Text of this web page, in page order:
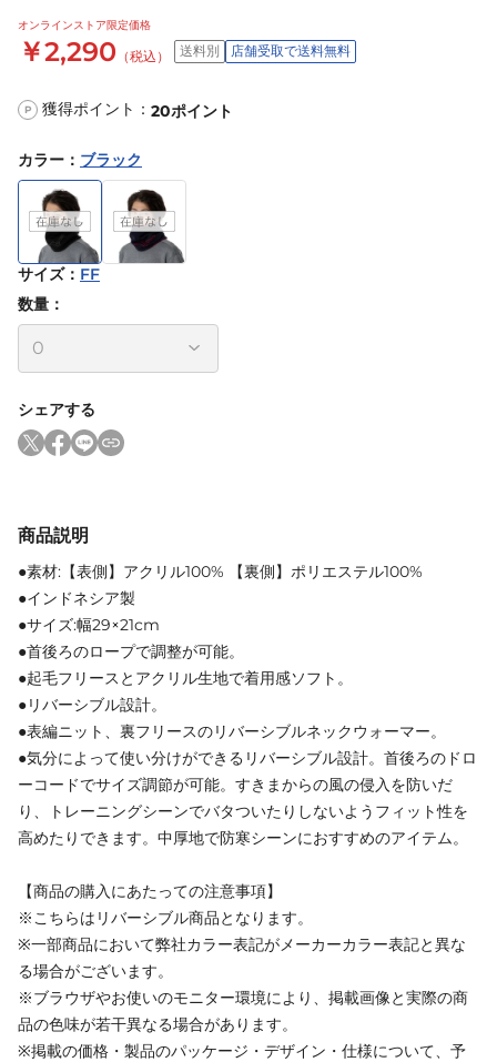
オンラインストア限定価格
￥2,290 （税込） 送料別 店舗受取で送料無料
P 獲得ポイント： 20ポイント
カラー ： ブラック
サイズ： FF
数量：
シェアする
商品説明
●素材:【表側】アクリル100% 【裏側】ポリエステル100%
●インドネシア製
●サイズ:幅29×21cm
●首後ろのロープで調整が可能。
●起毛フリースとアクリル生地で着用感ソフト。
●リバーシブル設計。
●表編ニット、裏フリースのリバーシブルネックウォーマー。
●気分によって使い分けができるリバーシブル設計。首後ろのドロ
ーコードでサイズ調節が可能。すきまからの風の侵入を防いだ
り、トレーニングシーンでバタついたりしないようフィット性を
高めたりできます。中厚地で防寒シーンにおすすめのアイテム。
【商品の購入にあたっての注意事項】
※こちらはリバーシブル商品となります。
※一部商品において弊社カラー表記がメーカーカラー表記と異な
る場合がございます。
※ブラウザやお使いのモニター環境により、掲載画像と実際の商
品の色味が若干異なる場合があります。
※掲載の価格・製品のパッケージ・デザイン・仕様について、予